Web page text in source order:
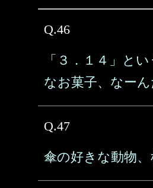
Q.46
「３．１４」と
なお菓子、なーん
Q.47
傘の好きな動物、